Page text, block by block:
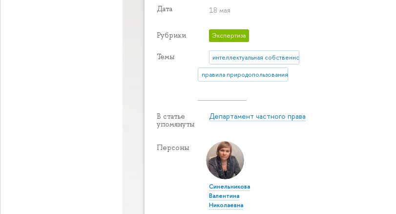
Дата 18 мая
Рубрики Экспертиза
Темы интеллектуальная собственность
правила природопользования
В статье
упомянуты
Департамент частного права
Персоны
Синельникова
Валентина
Николаевна